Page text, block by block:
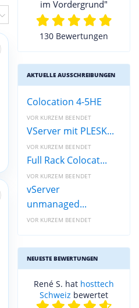
im Vordergrund"
130 Bewertungen
AKTUELLE AUSSCHREIBUNGEN
Colocation 4-5HE
VOR KURZEM BEENDET
VServer mit PLESK...
VOR KURZEM BEENDET
Full Rack Colocat...
VOR KURZEM BEENDET
vServer
unmanaged...
VOR KURZEM BEENDET
NEUESTE BEWERTUNGEN
René S. hat hosttech
Schweiz bewertet